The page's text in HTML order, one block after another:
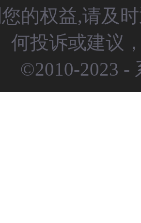
的权益,请及
何投诉或建议
©2010-2023 -